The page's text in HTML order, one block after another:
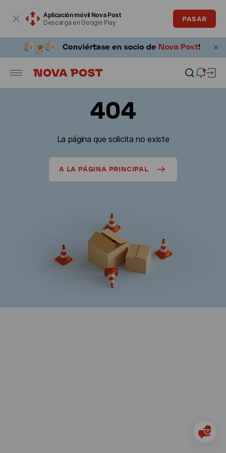
Aplicación móvil Nova Post
Descarga en Google Play
PASAR
404
La página que solicita no existe
A LA PÁGINA PRINCIPAL